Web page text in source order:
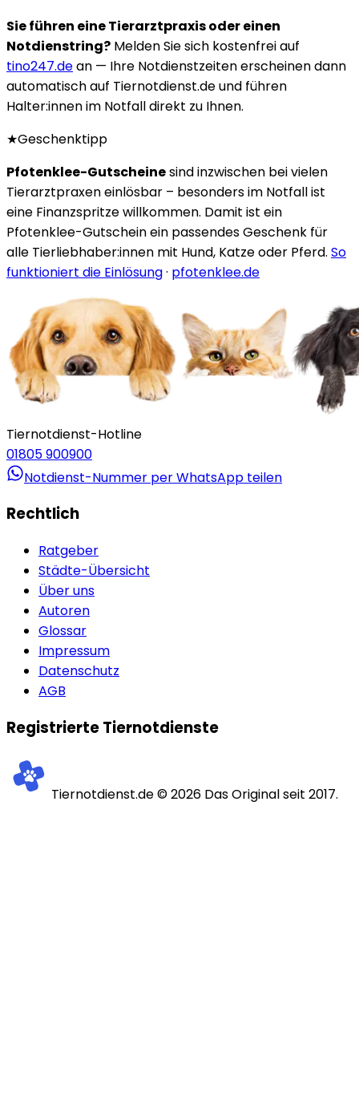
Sie führen eine Tierarztpraxis oder einen
Notdienstring? Melden Sie sich kostenfrei auf
tino247.dean — Ihre Notdienstzeiten erscheinen dann
automatisch auf Tiernotdienst.de und führen
Halter:innen im Notfall direkt zu Ihnen.
★Geschenktipp
Pfotenklee-Gutscheinesind inzwischen bei vielen
Tierarztpraxen einlösbar – besonders im Notfall ist
eine Finanzspritze willkommen. Damit ist ein
Pfotenklee-Gutschein ein passendes Geschenk für
alle Tierliebhaber:innen mit Hund, Katze oder Pferd. So
funktioniert die Einlösung· pfotenklee.de
Tiernotdienst-Hotline
01805 900900
Notdienst-Nummer per WhatsApp teilen
Rechtlich
Ratgeber
Städte-Übersicht
Über uns
Autoren
Glossar
Impressum
Datenschutz
AGB
Registrierte Tiernotdienste
Tiernotdienst.de ©2026 Das Original seit 2017.